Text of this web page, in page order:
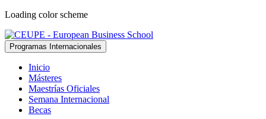
Loading color scheme
Programas Internacionales
Inicio
Másteres
Maestrías Oficiales
Semana Internacional
Becas